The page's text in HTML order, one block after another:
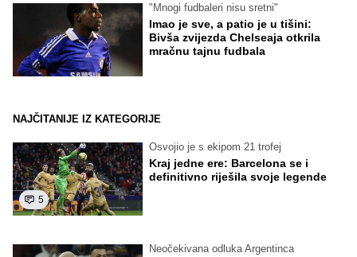
"Mnogi fudbaleri nisu sretni"
Imao je sve, a patio je u tišini:
Bivša zvijezda Chelseaja otkrila
mračnu tajnu fudbala
NAJČITANIJE IZ KATEGORIJE
5
Osvojio je s ekipom 21 trofej
Kraj jedne ere: Barcelona se i
definitivno riješila svoje legende
Neočekivana odluka Argentinca